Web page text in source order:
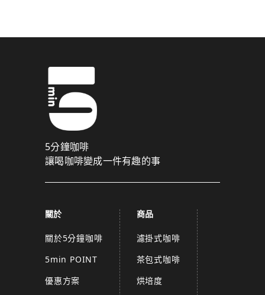
5分鐘咖啡
讓喝咖啡變成一件有趣的事
關於
關於5分鐘咖啡
5min POINT
優惠方案
商品
濾掛式咖啡
茶包式咖啡
烘培度
取消
驗證碼已成功發送至您的手機門號！
為了維護您的權益，請於 10 分鐘內填寫認證碼。